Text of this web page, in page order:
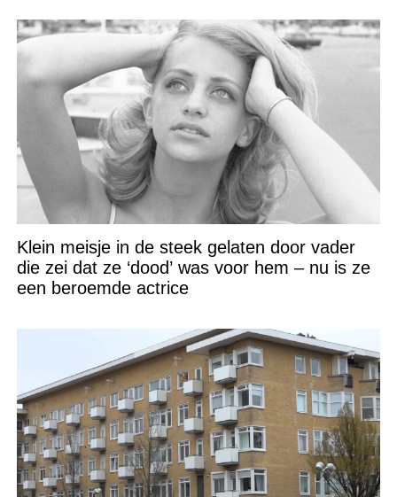
Klein meisje in de steek gelaten door vader
die zei dat ze ‘dood’ was voor hem – nu is ze
een beroemde actrice